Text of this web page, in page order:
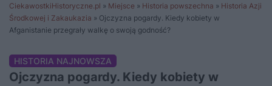
CiekawostkiHistoryczne.pl » Miejsce » Historia powszechna » Historia Azji
Środkowej i Zakaukazia » Ojczyzna pogardy. Kiedy kobiety w
Afganistanie przegrały walkę o swoją godność?
HISTORIA NAJNOWSZA
Ojczyzna pogardy. Kiedy kobiety w